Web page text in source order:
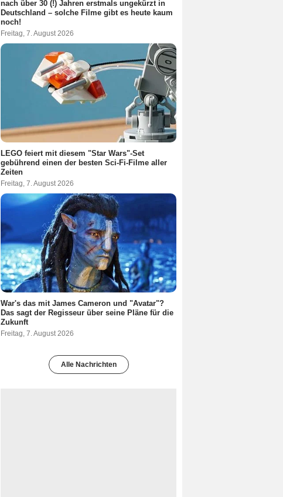
nach über 30 (!) Jahren erstmals ungekürzt in
Deutschland – solche Filme gibt es heute kaum
noch!
Freitag, 7. August 2026
LEGO feiert mit diesem "Star Wars"-Set
gebührend einen der besten Sci-Fi-Filme aller
Zeiten
Freitag, 7. August 2026
War's das mit James Cameron und "Avatar"?
Das sagt der Regisseur über seine Pläne für die
Zukunft
Freitag, 7. August 2026
Alle Nachrichten